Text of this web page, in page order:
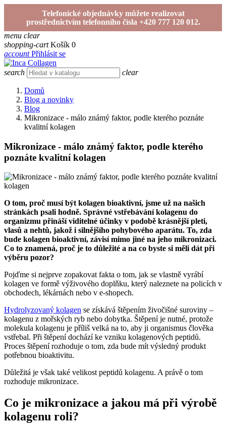
Telefonické objednávky můžete realizovat
prostřednictvím telefonního čísla +420 777 120 012.
menu clear
shopping-cart Košík 0
account Přihlásit se
search clear
Domů
Blog a novinky
Blog
Mikronizace - málo známý faktor, podle kterého poznáte
kvalitní kolagen
Mikronizace - málo známý faktor, podle kterého
poznáte kvalitní kolagen
O tom, proč musí být kolagen bioaktivní, jsme už na našich
stránkách psali hodně. Správné vstřebávání kolagenu do
organizmu přináší viditelné účinky v podobě krásnější pleti,
vlasů a nehtů, jakož i silnějšího pohybového aparátu. To, zda
bude kolagen bioaktivní, závisí mimo jiné na jeho mikronizaci.
Co to znamená, proč je to důležité a na co byste si měli dát při
výběru pozor?
Pojďme si nejprve zopakovat fakta o tom, jak se vlastně vyrábí
kolagen ve formě výživového doplňku, který naleznete na policích v
obchodech, lékárnách nebo v e-shopech.
Hydrolyzovaný kolagen se získává štěpením živočišné suroviny –
kolagenu z mořských ryb nebo dobytka. Štěpení je nutné, protože
molekula kolagenu je příliš velká na to, aby ji organismus člověka
vstřebal. Při štěpení dochází ke vzniku kolagenových peptidů.
Proces štěpení rozhoduje o tom, zda bude mít výsledný produkt
potřebnou bioaktivitu.
Důležitá je však také velikost peptidů kolagenu. A právě o tom
rozhoduje mikronizace.
Co je mikronizace a jakou má při výrobě
kolagenu roli?